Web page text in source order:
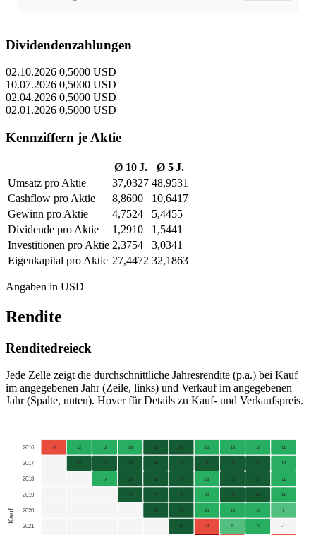
Dividendenzahlungen
02.10.2026 0,5000 USD
10.07.2026 0,5000 USD
02.04.2026 0,5000 USD
02.01.2026 0,5000 USD
Kennziffern je Aktie
Ø 10 J.
Ø 5 J.
Umsatz pro Aktie
37,0327 48,9531
Cashflow pro Aktie
8,8690
10,6417
Gewinn pro Aktie
4,7524
5,4455
Dividende pro Aktie
1,2910
1,5441
Investitionen pro Aktie 2,3754
3,0341
Eigenkapital pro Aktie 27,4472 32,1863
Angaben in USD
Rendite
Renditedreieck
Jede Zelle zeigt die durchschnittliche Jahresrendite (p.a.) bei Kauf
im angegebenen Jahr (Zeile, links) und Verkauf im angegebenen
Jahr (Spalte, unten). Hover für Details zu Kauf- und Verkaufspreis.
2016
2017
2018
2019
2020
2021
Kauf
-7 12 12 19 25 29 16 18 18 11
32 23 28 34 37 21 22 22 14
14 26 35 38 18 21 20 11
41 47 48 20 22 22 11
54 51 13 18 18 7
48 -3 8 10 -1